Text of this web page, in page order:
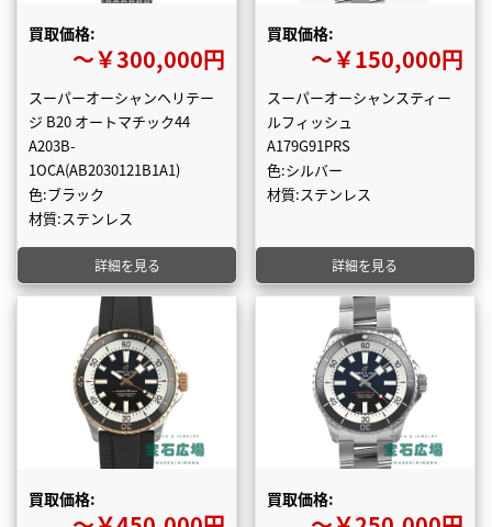
買取価格:
〜￥300,000円
スーパーオーシャンヘリテー
ジ B20 オートマチック44
A203B-
1OCA(AB2030121B1A1)
色:ブラック
材質:ステンレス
詳細を見る
買取価格:
〜￥150,000円
スーパーオーシャンスティー
ルフィッシュ
A179G91PRS
色:シルバー
材質:ステンレス
詳細を見る
買取価格: 買取価格: